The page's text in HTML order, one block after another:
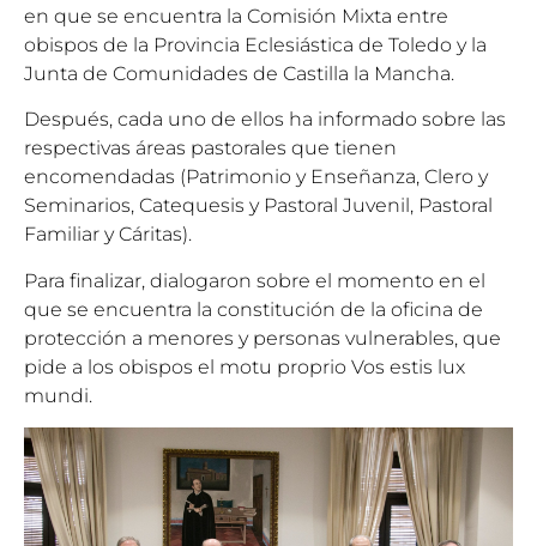
en que se encuentra la Comisión Mixta entre
obispos de la Provincia Eclesiástica de Toledo y la
Junta de Comunidades de Castilla la Mancha.
Después, cada uno de ellos ha informado sobre las
respectivas áreas pastorales que tienen
encomendadas (Patrimonio y Enseñanza, Clero y
Seminarios, Catequesis y Pastoral Juvenil, Pastoral
Familiar y Cáritas).
Para finalizar, dialogaron sobre el momento en el
que se encuentra la constitución de la oficina de
protección a menores y personas vulnerables, que
pide a los obispos el motu proprio Vos estis lux
mundi.